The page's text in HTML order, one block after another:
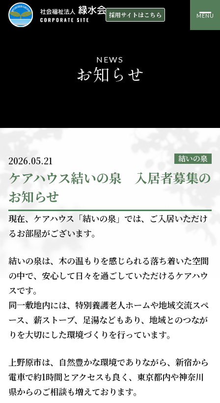
採用サイトはこちら MENU
NEWS
お知らせ
2026.05.21 結いの泉
ケアハウス結いの泉 入居者募集の
お知らせ
現在、ケアハウス「結いの泉」では、ご入居いただけ
るお部屋がございます。
結いの泉は、木の温もりを感じられる落ち着いた空間
の中で、安心して日々を過ごしていただけるケアハウ
スです。
同一敷地内には、特別養護老人ホームや地域交流スペ
ース、薪ストーブ、足湯などもあり、地域とのつなが
りを大切にした環境づくりを行っています。
上野原市は、自然豊かな環境でありながら、新宿から
電車で約1時間とアクセスも良く、東京都内や神奈川
県からのご相談も増えております。